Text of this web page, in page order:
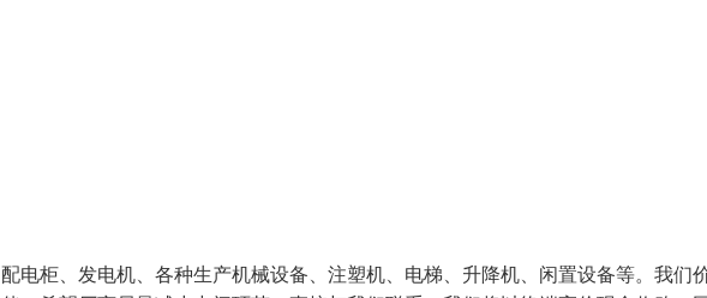
电柜、发电机、各种生产机械设备、注塑机、电梯、升降机、闲置设备等。我们